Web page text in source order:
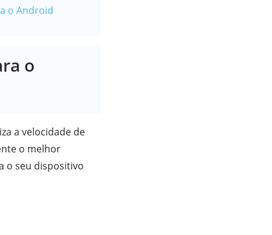
o Android
o
a velocidade de
o melhor
o seu dispositivo